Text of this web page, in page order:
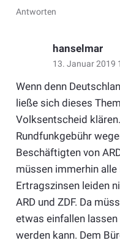
Antworten
hanselmar
13. Januar 2019
Wenn denn
ließe sich dieses
Volksentscheid
Rundfunkgebühr
Beschäftigten von
müssen immerhin
Ertragszinsen leiden
ARD und ZDF. Da
etwas einfallen
werden kann. Dem